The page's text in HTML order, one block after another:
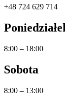
+48 724 629 714
8:00 – 18:00
Sobota
8:00 – 13:00